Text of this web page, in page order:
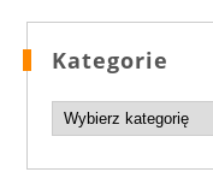
Kategorie
Kategorie